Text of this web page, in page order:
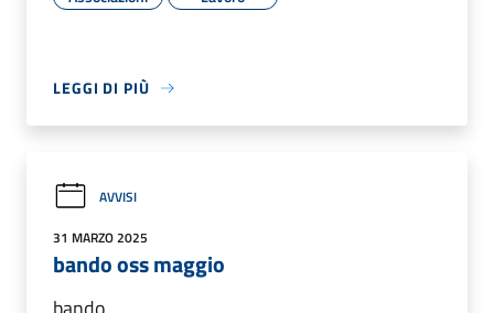
LEGGI DI PIÙ
AVVISI
31 MARZO 2025
bando oss maggio